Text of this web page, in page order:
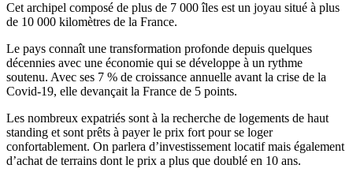
Cet archipel composé de plus de 7 000 îles est un joyau situé à plus
de 10 000 kilomètres de la France.
Le pays connaît une transformation profonde depuis quelques
décennies avec une économie qui se développe à un rythme
soutenu. Avec ses 7 % de croissance annuelle avant la crise de la
Covid-19, elle devançait la France de 5 points.
Les nombreux expatriés sont à la recherche de logements de haut
standing et sont prêts à payer le prix fort pour se loger
confortablement. On parlera d’investissement locatif mais également
d’achat de terrains dont le prix a plus que doublé en 10 ans.